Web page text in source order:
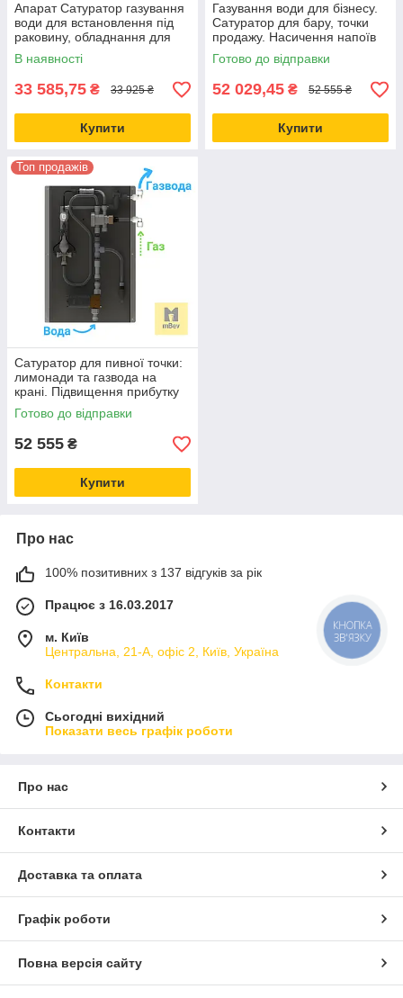
Апарат Сатуратор газування
води для встановлення під
раковину, обладнання для
барів, краще, ніж
СОДАСТРІМ
В наявності
33 585,75 ₴ 33 925 ₴
Купити
Газування води для бізнесу.
Сатуратор для бару, точки
продажу. Насичення напоїв
CO2, N2, O2 - карбонізатор
нового покоління
Готово до відправки
52 029,45 ₴ 52 555 ₴
Купити
Топ продажів
Сатуратор для пивної точки:
лимонади та газвода на
крані. Підвищення прибутку
бізнесу.
Готово до відправки
52 555 ₴
Купити
Про нас
100% позитивних з 137 відгуків за рік
Працює з 16.03.2017
м. Київ
Центральна, 21-А, офіс 2, Київ, Україна
Контакти
Сьогодні вихідний
Показати весь графік роботи
Про нас
Контакти
Доставка та оплата
Графік роботи
Повна версія сайту
КНОПКА
ЗВ'ЯЗКУ